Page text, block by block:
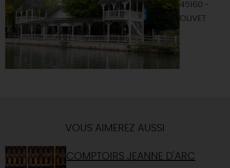
45160 -
OLIVET
VOUS AIMEREZ AUSSI
COMPTOIRS JEANNE D'ARC